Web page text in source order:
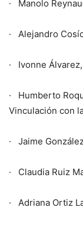
· Manolo
· Alejandro
· Ivonne
· Humberto
Vinculación con
· Jaime
· Claudia Ruiz
· Adriana Ortiz